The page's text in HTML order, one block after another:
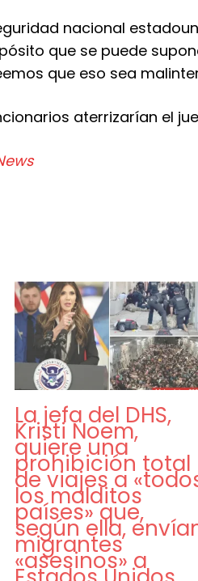
nacional
que se puede
que eso sea
aterrizarían el
La jefa del DHS,
Kristi Noem,
quiere una
prohibición total
de viajes a
los malditos
países» que,
según ella,
migrantes
«asesinos» a